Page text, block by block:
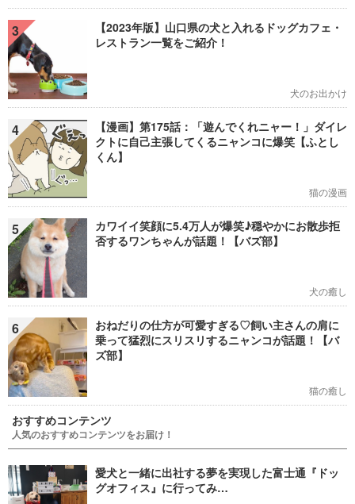
3
【2023年版】山口県の犬と入れるドッグカフェ・
レストラン一覧をご紹介！
犬のお出かけ
4
【漫画】第175話：「遊んでくれニャー！」ダイレ
クトに自己主張してくるニャンコに爆笑【ふとし
くん】
猫の漫画
5
カワイイ笑顔に5.4万人が爆笑♪穏やかにお散歩拒
否するワンちゃんが話題！【バズ部】
犬の癒し
6
おねだりの仕方が可愛すぎる♡飼い主さんの肩に
乗って猛烈にスリスリするニャンコが話題！【バ
ズ部】
猫の癒し
おすすめコンテンツ
人気のおすすめコンテンツをお届け！
愛犬と一緒に出社する夢を実現した富士通『ドッ
グオフィス』に行ってみ…